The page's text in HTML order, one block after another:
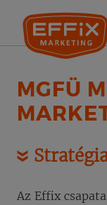
MGFÜ
Az Effix